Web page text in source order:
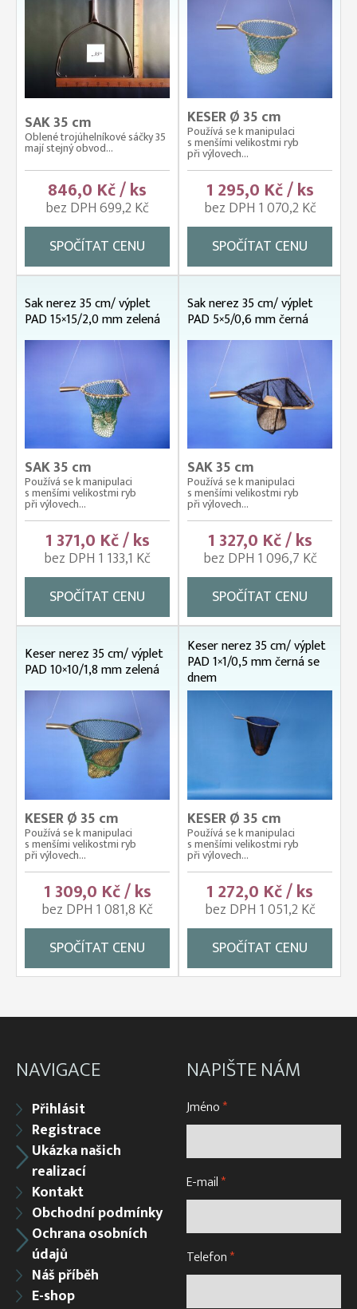
SAK 35 cm
Oblené trojúhelníkové sáčky 35
mají stejný obvod...
846,0 Kč / ks
bez DPH 699,2 Kč
SPOČÍTAT CENU
KESER Ø 35 cm
Používá se k manipulaci
s menšími velikostmi ryb
při výlovech...
1 295,0 Kč / ks
bez DPH 1 070,2 Kč
SPOČÍTAT CENU
Sak nerez 35 cm/ výplet
PAD 15×15/2,0 mm zelená
SAK 35 cm
Používá se k manipulaci
s menšími velikostmi ryb
při výlovech...
1 371,0 Kč / ks
bez DPH 1 133,1 Kč
SPOČÍTAT CENU
Sak nerez 35 cm/ výplet
PAD 5×5/0,6 mm černá
SAK 35 cm
Používá se k manipulaci
s menšími velikostmi ryb
při výlovech...
1 327,0 Kč / ks
bez DPH 1 096,7 Kč
SPOČÍTAT CENU
Keser nerez 35 cm/ výplet
PAD 10×10/1,8 mm zelená
KESER Ø 35 cm
Používá se k manipulaci
s menšími velikostmi ryb
při výlovech...
1 309,0 Kč / ks
bez DPH 1 081,8 Kč
SPOČÍTAT CENU
Keser nerez 35 cm/ výplet
PAD 1×1/0,5 mm černá se
dnem
KESER Ø 35 cm
Používá se k manipulaci
s menšími velikostmi ryb
při výlovech...
1 272,0 Kč / ks
bez DPH 1 051,2 Kč
SPOČÍTAT CENU
NAVIGACE
Přihlásit
Registrace
Ukázka našich
realizací
Kontakt
Obchodní podmínky
Ochrana osobních
údajů
Náš příběh
E-shop
NAPIŠTE NÁM
Jméno*
E-mail*
Telefon*